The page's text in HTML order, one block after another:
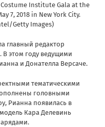
Institute Gala at the
7, 2018 in New York City.
Getty Images)
главный редактор
В этом году ведущими
и Донателла Версаче.
тематическими
головными
Рианна появилась в
Кара Делевинь